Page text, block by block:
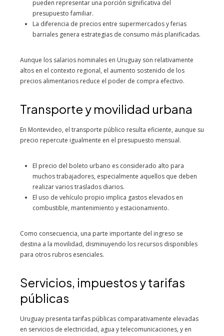
pueden representar una porción significativa del
presupuesto familiar.
La diferencia de precios entre supermercados y ferias
barriales genera estrategias de consumo más planificadas.
Aunque los salarios nominales en Uruguay son relativamente
altos en el contexto regional, el aumento sostenido de los
precios alimentarios reduce el poder de compra efectivo.
Transporte y movilidad urbana
En Montevideo, el transporte público resulta eficiente, aunque su
precio repercute igualmente en el presupuesto mensual.
El precio del boleto urbano es considerado alto para
muchos trabajadores, especialmente aquellos que deben
realizar varios traslados diarios.
El uso de vehículo propio implica gastos elevados en
combustible, mantenimiento y estacionamiento.
Como consecuencia, una parte importante del ingreso se
destina a la movilidad, disminuyendo los recursos disponibles
para otros rubros esenciales.
Servicios, impuestos y tarifas
públicas
Uruguay presenta tarifas públicas comparativamente elevadas
en servicios de electricidad, agua y telecomunicaciones, y en